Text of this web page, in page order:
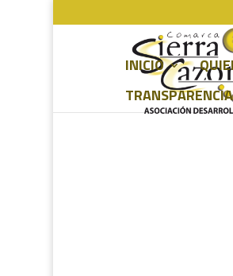
INICIO
TRANSPARENCIA